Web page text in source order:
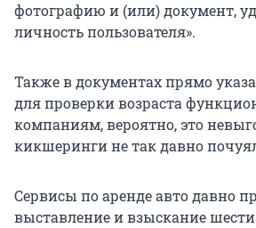
фотографию и (или) документ,
личность пользователя».
Также в документах прямо
для проверки возраста
компаниям, вероятно, это
кикшеринги не так давно
Сервисы по аренде авто давно
выставление и взыскание